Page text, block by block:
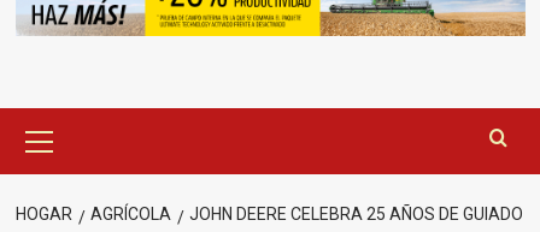
principal
HOGAR AGRÍCOLA
JOHN DEERE CELEBRA 25 AÑOS DE GUIADO